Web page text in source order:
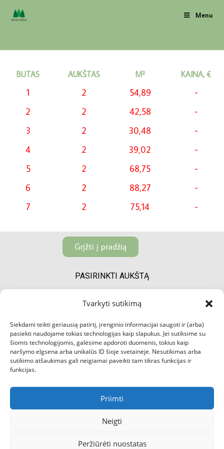
Tvarkyti sutikimą
Siekdami teikti geriausią patirtį, įrenginio informacijai saugoti ir (arba)
pasiekti naudojame tokias technologijas kaip slapukus. Jei sutiksime su
šiomis technologijomis, galėsime apdoroti duomenis, tokius kaip
naršymo elgsena arba unikalūs ID šioje svetainėje. Nesutikimas arba
sutikimo atšaukimas gali neigiamai paveikti tam tikras funkcijas ir
funkcijas.
Priimti
Neigti
Peržiūrėti nuostatas
Menu
BUTAS AUKŠTAS M² KAINA, €
1 2 54,89
-
2
2 42,58
-
3
2 30,48
-
4
2 39,02
-
5
2 68,75
-
6
2 88,27
-
7
2 75,14 -
Grįžti į pradžią
PASIRINKTI AUKŠTĄ
4